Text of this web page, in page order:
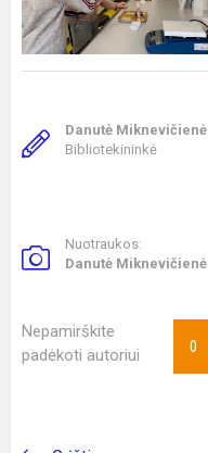
Danutė Miknevičienė
Bibliotekininkė
Nuotraukos:
Danutė Miknevičienė
Nepamirškite
padėkoti autoriui
0